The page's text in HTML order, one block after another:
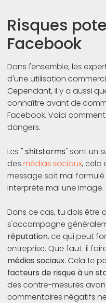
Risques
Facebook
Dans l'ensemble, les
d'une utilisation
Cependant, il y a aussi
connaître avant de
Facebook. Voici
dangers.
Les " shitstorms" sont un
des médias sociaux, cela
message soit mal
interprète mal une image.
Dans ce cas, tu dois être
s'accompagne
réputation, ce qui peut
entreprise. Que faut-il
médias sociaux. Cela te
facteurs de risque à un
des contre-mesures
commentaires négatifs